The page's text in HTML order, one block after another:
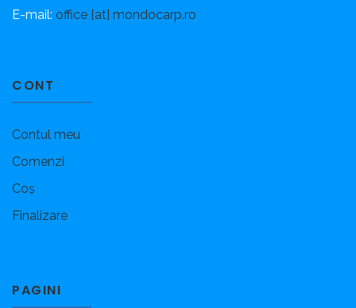
E-mail: office [at] mondocarp.ro
CONT
Contul meu
Comenzi
Coș
Finalizare
PAGINI